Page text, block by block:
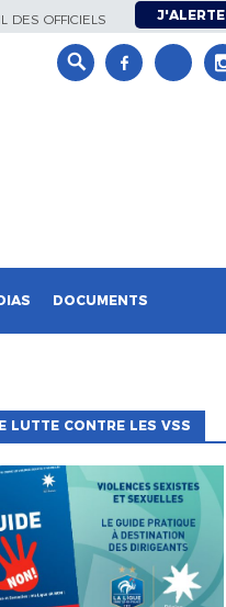
DES OFFICIELS J'ALERTE
DOCUMENTS
LUTTE CONTRE LES VSS